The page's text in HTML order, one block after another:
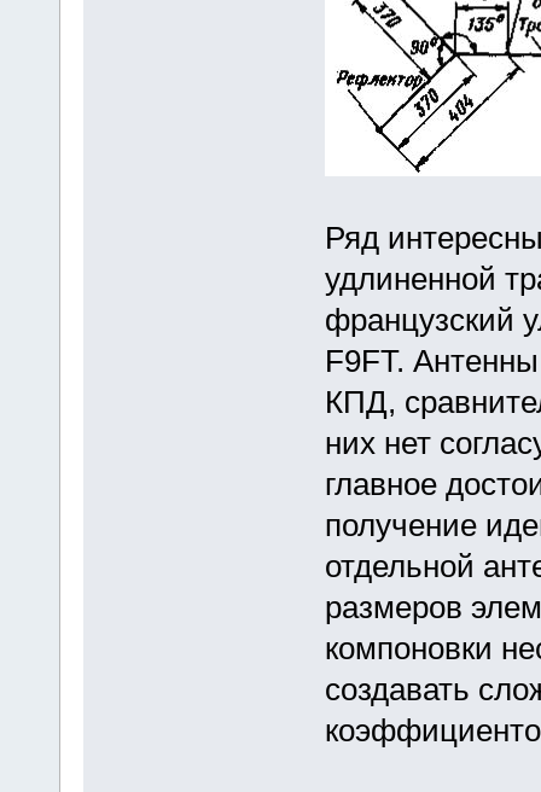
Ряд
удлиненной
французский
F9FT.
КПД,
них нет
главное
получение
отдельной
размеров
компоновки
создавать